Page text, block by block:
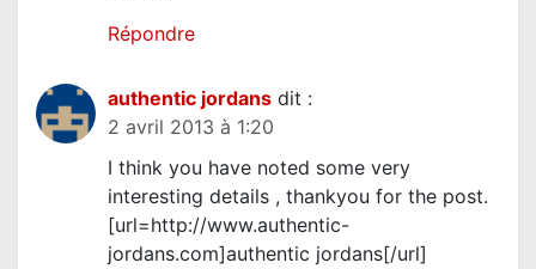
Répondre
authentic jordans dit :
2 avril 2013 à 1:20
I think you have noted some very
interesting details , thankyou for the post.
[url=http://www.authentic-
jordans.com]authentic jordans[/url]